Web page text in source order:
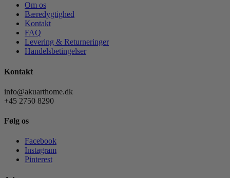
Om os
Bæredygtighed
Kontakt
FAQ
Levering & Returneringer
Handelsbetingelser
Kontakt
info@akuarthome.dk
+45 2750 8290
Følg os
Facebook
Instagram
Pinterest